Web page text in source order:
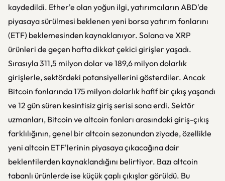
kaydedildi. Ether'e olan yoğun ilgi, yatırımcıların ABD'de
piyasaya sürülmesi beklenen yeni borsa yatırım fonlarını
(ETF) beklemesinden kaynaklanıyor. Solana ve XRP
ürünleri de geçen hafta dikkat çekici girişler yaşadı.
Sırasıyla 311,5 milyon dolar ve 189,6 milyon dolarlık
girişlerle, sektördeki potansiyellerini gösterdiler. Ancak
Bitcoin fonlarında 175 milyon dolarlık hafif bir çıkış yaşandı
ve 12 gün süren kesintisiz giriş serisi sona erdi. Sektör
uzmanları, Bitcoin ve altcoin fonları arasındaki giriş-çıkış
farklılığının, genel bir altcoin sezonundan ziyade, özellikle
yeni altcoin ETF'lerinin piyasaya çıkacağına dair
beklentilerden kaynaklandığını belirtiyor. Bazı altcoin
tabanlı ürünlerde ise küçük çaplı çıkışlar görüldü. Bu